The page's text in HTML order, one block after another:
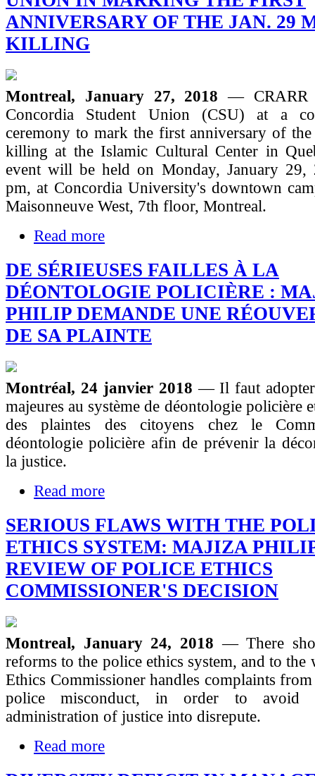
ANNIVERSARY OF THE JAN. 29
KILLING
Montreal, January 27, 2018— CRARR
Concordia Student Union (CSU) at a
ceremony to mark the first anniversary of
killing at the Islamic Cultural Center in
event will be held on Monday, January 29,
pm, at Concordia University's downtown
Maisonneuve West, 7th floor, Montreal.
Read more
DE SÉRIEUSES FAILLES À LA
DÉONTOLOGIE POLICIÈRE :
PHILIP DEMANDE UNE
DE SA PLAINTE
Montréal, 24 janvier 2018— Il faut adopter
majeures au système de déontologie policière
des plaintes des citoyens chez le
déontologie policière afin de prévenir la
la justice.
Read more
SERIOUS FLAWS WITH THE
ETHICS SYSTEM: MAJIZA
REVIEW OF POLICE ETHICS
COMMISSIONER'S DECISION
Montreal, January 24, 2018— There
reforms to the police ethics system, and to the
Ethics Commissioner handles complaints
police misconduct, in order to avoid
administration of justice into disrepute.
Read more